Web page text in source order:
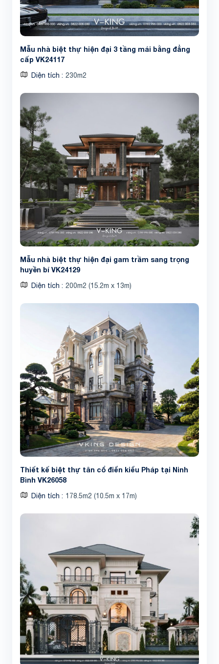
Mẫu nhà biệt thự hiện đại 3 tầng mái bằng đẳng
cấp VK24117
Diện tích 230m2
Mẫu nhà biệt thự hiện đại gam trầm sang trọng
huyền bí VK24129
Diện tích 200m2 (15.2m x 13m)
Thiết kế biệt thự tân cổ điển kiểu Pháp tại Ninh
Bình VK26058
Diện tích 178.5m2 (10.5m x 17m)